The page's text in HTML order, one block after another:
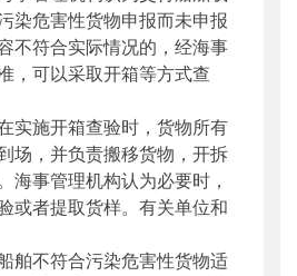
染危害性货物申报而未申报
不符合实际情况的，经海事
，可以采取开箱等方式查
施开箱查验时，货物所有
场，并负责搬移货物，开拆
海事管理机构认为必要时，
或者提取货样。有关单位和
不符合污染危害性货物适